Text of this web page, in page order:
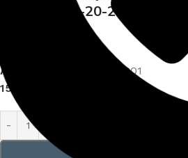
Пилястра 1-20-201
Артикул:
EUPL-P-1-20-201
15 999,00